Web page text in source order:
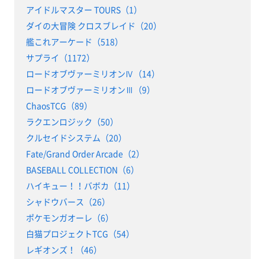
アイドルマスター TOURS（1）
ダイの大冒険 クロスブレイド（20）
艦これアーケード（518）
サプライ（1172）
ロードオブヴァーミリオンⅣ（14）
ロードオブヴァーミリオンⅢ（9）
ChaosTCG（89）
ラクエンロジック（50）
クルセイドシステム（20）
Fate/Grand Order Arcade（2）
BASEBALL COLLECTION（6）
ハイキュー！！バボカ（11）
シャドウバース（26）
ポケモンガオーレ（6）
白猫プロジェクトTCG（54）
レギオンズ！（46）